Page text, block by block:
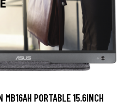
MB16AH PORTABLE 15.6INCH